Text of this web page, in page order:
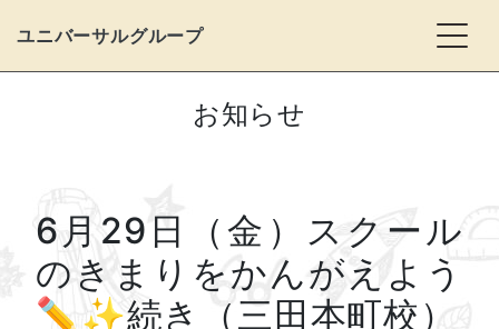
ユニバーサルグループ
お知らせ
6月29日（金）スクール
のきまりをかんがえよう
✏️✨続き（三田本町校）